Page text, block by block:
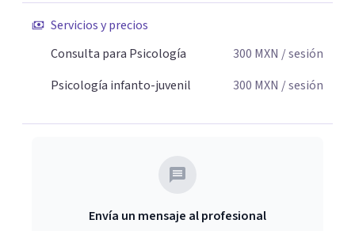
Servicios y precios
Consulta para Psicología
300 MXN / sesión
Psicología infanto-juvenil
300 MXN / sesión
Envía un mensaje al profesional